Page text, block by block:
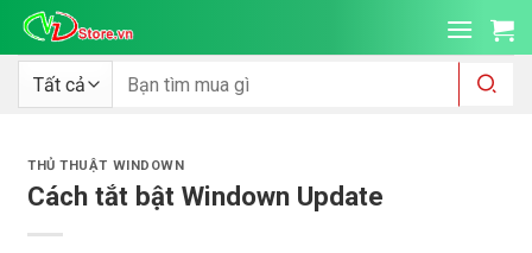
qua
dung
Tìm
kiếm:
THỦ THUẬT WINDOWN
Cách tắt bật Windown Update